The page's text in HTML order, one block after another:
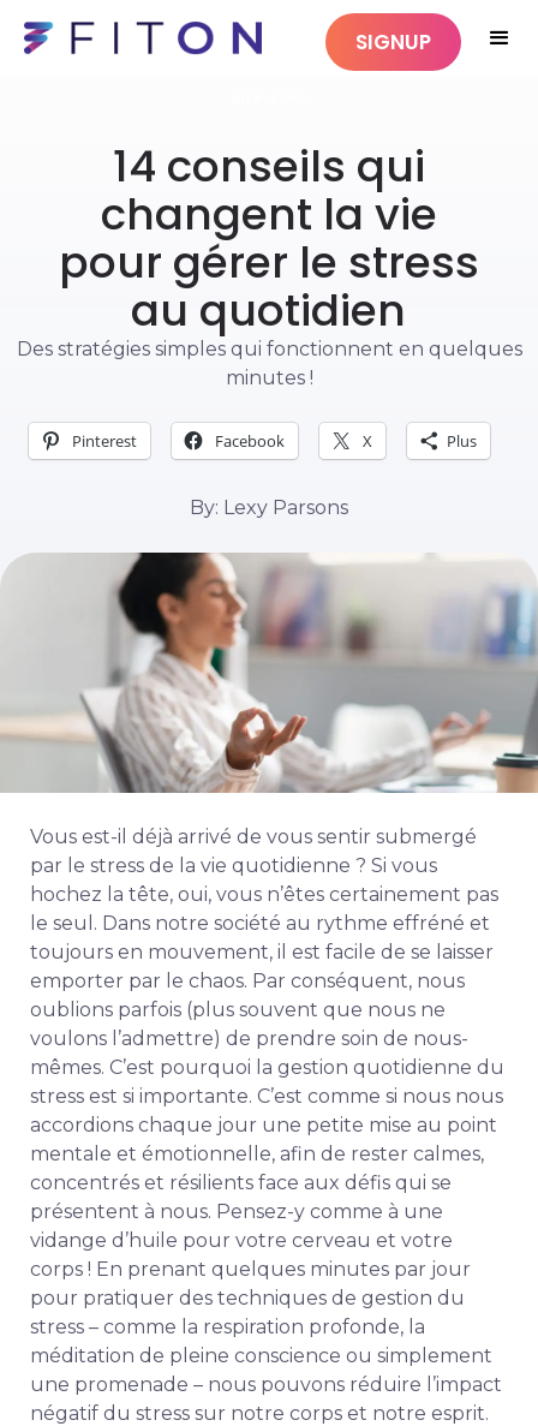
SIGNUP
14 conseils qui
changent la vie
pour gérer le stress
au quotidien
Des stratégies simples qui fonctionnent en quelques
minutes !
Pinterest Facebook X Plus
By: Lexy Parsons
Vous est-il déjà arrivé de vous sentir submergé
par le stress de la vie quotidienne ? Si vous
hochez la tête, oui, vous n’êtes certainement pas
le seul. Dans notre société au rythme effréné et
toujours en mouvement, il est facile de se laisser
emporter par le chaos. Par conséquent, nous
oublions parfois (plus souvent que nous ne
voulons l’admettre) de prendre soin de nous-
mêmes. C’est pourquoi la gestion quotidienne du
stress est si importante. C’est comme si nous nous
accordions chaque jour une petite mise au point
mentale et émotionnelle, afin de rester calmes,
concentrés et résilients face aux défis qui se
présentent à nous. Pensez-y comme à une
vidange d’huile pour votre cerveau et votre
corps ! En prenant quelques minutes par jour
pour pratiquer des techniques de gestion du
stress – comme la respiration profonde, la
méditation de pleine conscience ou simplement
une promenade – nous pouvons réduire l’impact
négatif du stress sur notre corps et notre esprit.